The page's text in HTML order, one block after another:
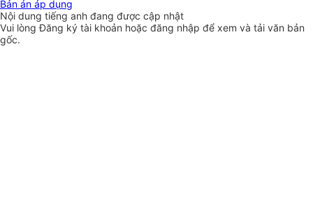
Bản án áp dụng
Nội dung tiếng anh đang được cập nhật
Vui lòngĐăng ký tài khoản hoặc đăng nhập để xem và tải văn bản
gốc.